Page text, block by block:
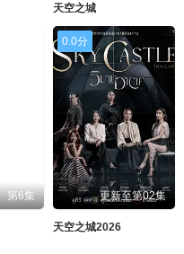
天空之城
第6集
0.0分
更新至第02集
天空之城2026